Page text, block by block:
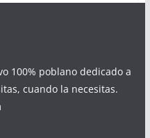
100% poblano dedicado a
cuando la necesitas.